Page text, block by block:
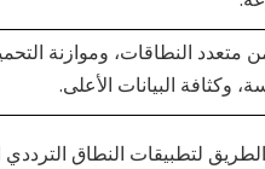
متعدد النطاقات، وموازنة
وكثافة البيانات الأعلى.
لتطبيقات النطاق